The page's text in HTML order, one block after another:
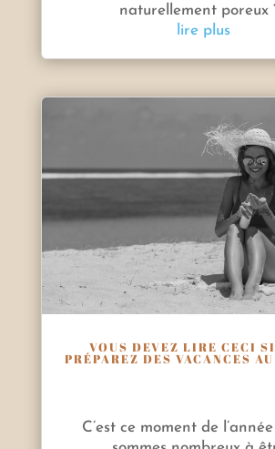
naturellement poreux
lire plus
VOUS DEVEZ LIRE CECI
PRÉPAREZ DES VACANCES
C’est ce moment de